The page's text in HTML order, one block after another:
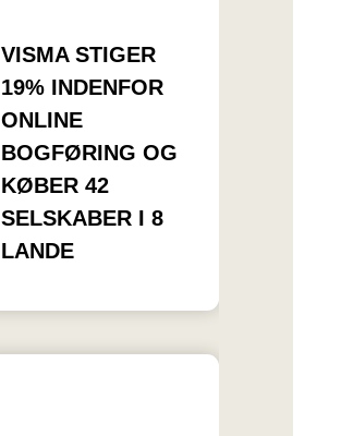
VISMA STIGER
19% INDENFOR
ONLINE
BOGFØRING OG
KØBER 42
SELSKABER I 8
LANDE